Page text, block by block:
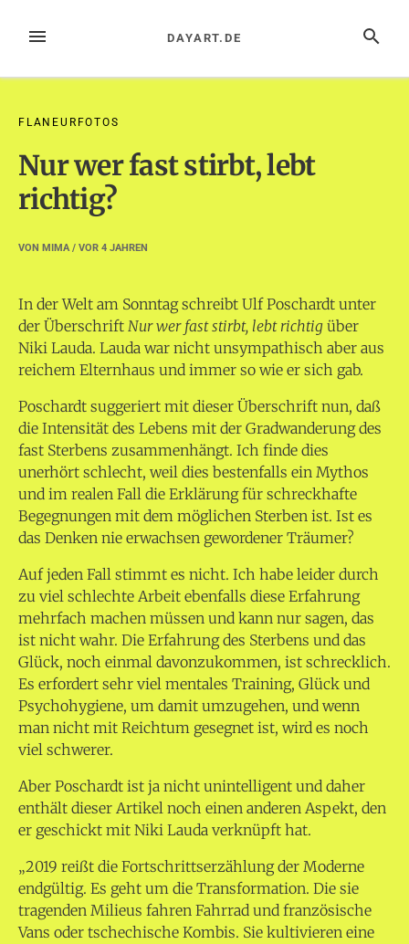
InhaltMENÜ SUCHE
DAYART.DE
FLANEURFOTOS
Nur wer fast stirbt, lebt
richtig?
VON MIMA/ VOR 4 JAHREN
In der Welt am Sonntag schreibt Ulf Poschardt unter
der Überschrift Nur wer fast stirbt, lebt richtig über
Niki Lauda. Lauda war nicht unsympathisch aber aus
reichem Elternhaus und immer so wie er sich gab.
Poschardt suggeriert mit dieser Überschrift nun, daß
die Intensität des Lebens mit der Gradwanderung des
fast Sterbens zusammenhängt. Ich finde dies
unerhört schlecht, weil dies bestenfalls ein Mythos
und im realen Fall die Erklärung für schreckhafte
Begegnungen mit dem möglichen Sterben ist. Ist es
das Denken nie erwachsen gewordener Träumer?
Auf jeden Fall stimmt es nicht. Ich habe leider durch
zu viel schlechte Arbeit ebenfalls diese Erfahrung
mehrfach machen müssen und kann nur sagen, das
ist nicht wahr. Die Erfahrung des Sterbens und das
Glück, noch einmal davonzukommen, ist schrecklich.
Es erfordert sehr viel mentales Training, Glück und
Psychohygiene, um damit umzugehen, und wenn
man nicht mit Reichtum gesegnet ist, wird es noch
viel schwerer.
Aber Poschardt ist ja nicht unintelligent und daher
enthält dieser Artikel noch einen anderen Aspekt, den
er geschickt mit Niki Lauda verknüpft hat.
„2019 reißt die Fortschrittserzählung der Moderne
endgültig. Es geht um die Transformation. Die sie
tragenden Milieus fahren Fahrrad und französische
Vans oder tschechische Kombis. Sie kultivieren eine